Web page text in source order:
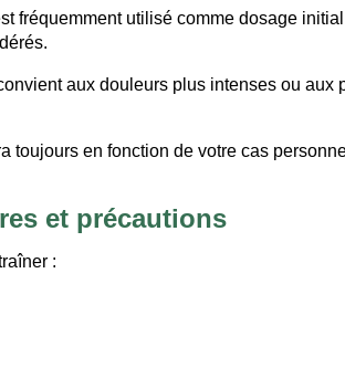
fréquemment utilisé comme dosage
aux douleurs plus intenses ou aux
toujours en fonction de votre cas
et précautions
: